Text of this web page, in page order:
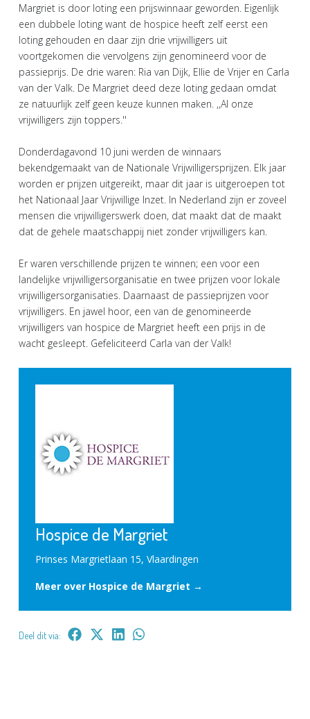
Margriet is door loting een prijswinnaar geworden. Eigenlijk
een dubbele loting want de hospice heeft zelf eerst een
loting gehouden en daar zijn drie vrijwilligers uit
voortgekomen die vervolgens zijn genomineerd voor de
passieprijs. De drie waren: Ria van Dijk, Ellie de Vrijer en Carla
van der Valk. De Margriet deed deze loting gedaan omdat
ze natuurlijk zelf geen keuze kunnen maken. ,,Al onze
vrijwilligers zijn toppers.''
Donderdagavond 10 juni werden de winnaars
bekendgemaakt van de Nationale Vrijwilligersprijzen. Elk jaar
worden er prijzen uitgereikt, maar dit jaar is uitgeroepen tot
het Nationaal Jaar Vrijwillige Inzet. In Nederland zijn er zoveel
mensen die vrijwilligerswerk doen, dat maakt dat de maakt
dat de gehele maatschappij niet zonder vrijwilligers kan.
Er waren verschillende prijzen te winnen; een voor een
landelijke vrijwilligersorganisatie en twee prijzen voor lokale
vrijwilligersorganisaties. Daarnaast de passieprijzen voor
vrijwilligers. En jawel hoor, een van de genomineerde
vrijwilligers van hospice de Margriet heeft een prijs in de
wacht gesleept. Gefeliciteerd Carla van der Valk!
Hospice de Margriet
Prinses Margrietlaan 15, Vlaardingen
Meer over Hospice de Margriet →
Deel dit via: